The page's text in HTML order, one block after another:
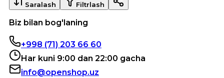
Saralash Filtrlash
Biz bilan bog'laning
+998 (71) 203 66 60
Har kuni 9:00 dan 22:00 gacha
info@openshop.uz